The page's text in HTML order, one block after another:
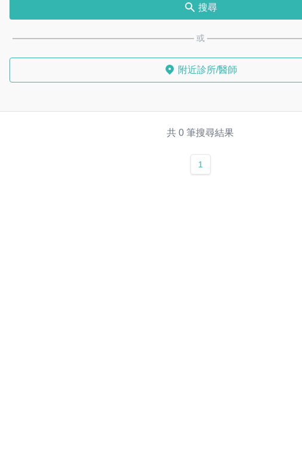
搜尋
或
附近診所/醫師
共 0 筆搜尋結果
1